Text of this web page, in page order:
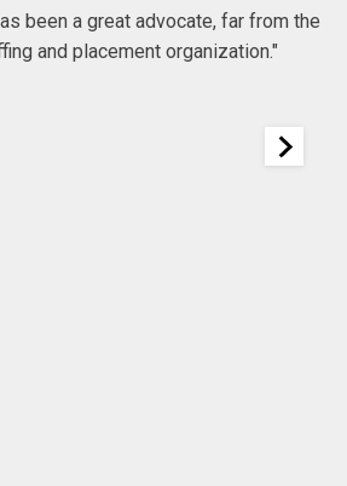
been a great advocate, far from the
and placement organization."